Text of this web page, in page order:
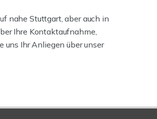
nahe Stuttgart, aber auch in
Ihre Kontaktaufnahme,
uns Ihr Anliegen über unser